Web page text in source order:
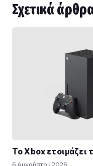
Σχετικά
Το Xbox ετοιμάζει
6 Αυγούστου 2026